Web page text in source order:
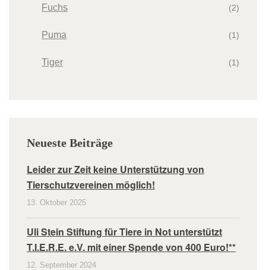
Fuchs (2)
Puma (1)
Tiger (1)
Neueste Beiträge
Leider zur Zeit keine Unterstützung von
Tierschutzvereinen möglich!
13. Oktober 2025
Uli Stein Stiftung für Tiere in Not unterstützt
T.I.E.R.E. e.V. mit einer Spende von 400 Euro!**
12. September 2024